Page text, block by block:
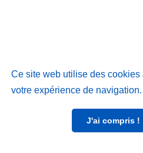
Ce site web utilise des cookies
votre expérience de navigation.
J'ai compris !